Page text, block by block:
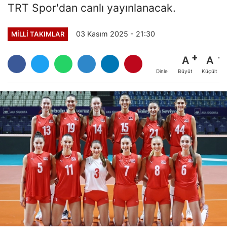
TRT Spor'dan canlı yayınlanacak.
MILLI TAKIMLAR 03 Kasım 2025 - 21:30
Dinle
A
Büyüt
A
Küçült